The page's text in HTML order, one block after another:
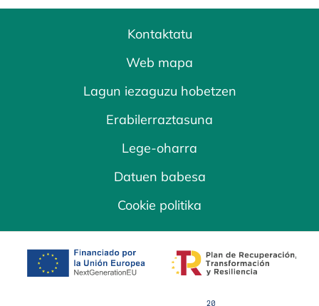
Kontaktatu
Web mapa
Lagun iezaguzu hobetzen
Erabilerraztasuna
Lege-oharra
Datuen babesa
Cookie politika
opens in a new tab opens in a new